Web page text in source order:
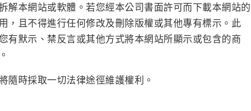
本網站或軟體。若您經本公司書面許可而下載本網站的
，且不得進行任何修改及刪除版權或其他專有標示。此
默示、禁反言或其他方式將本網站所顯示或包含的商
隨時採取一切法律途徑維護權利。